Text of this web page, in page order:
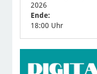
2026
Ende:
18:00 Uhr